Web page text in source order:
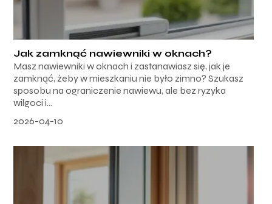
Jak zamknąć nawiewniki w oknach?
Masz nawiewniki w oknach i zastanawiasz się, jak je
zamknąć, żeby w mieszkaniu nie było zimno? Szukasz
sposobu na ograniczenie nawiewu, ale bez ryzyka
wilgoci i...
2026-04-10